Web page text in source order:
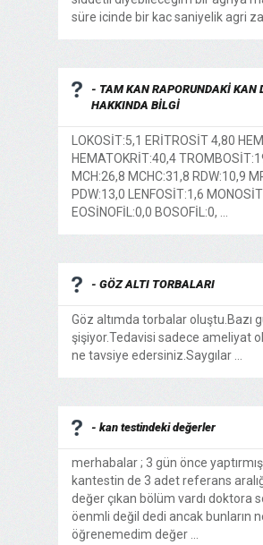
süre icinde bir kac saniyelik agri
- TAM KAN RAPORUNDAKİ KAN
HAKKINDA BİLGİ
LOKOSİT:5,1 ERİTROSİT 4,80
HEMATOKRİT:40,4
MCH:26,8 MCHC:31,8 RDW:10,9
PDW:13,0 LENFOSİT:1,6
EOSİNOFİL:0,0 BOSOFİL:0, ...
- GÖZ ALTI TORBALARI
Göz altımda torbalar oluştu.Bazı
şişiyor.Tedavisi sadece ameliyat
ne tavsiye edersiniz.Saygılar ...
- kan testindeki değerler
merhabalar ; 3 gün önce
kantestin de 3 adet referans
değer çıkan bölüm vardı doktora
öenmli değil dedi ancak bunların
öğrenemedim değer ...